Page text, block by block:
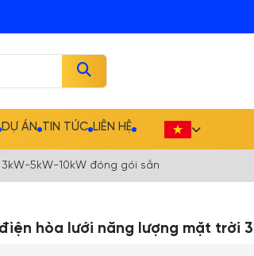
DỰ ÁN TIN TỨC LIÊN HỆ
5kW-10kW đóng gói sẵn
hòa lưới năng lượng mặt trời